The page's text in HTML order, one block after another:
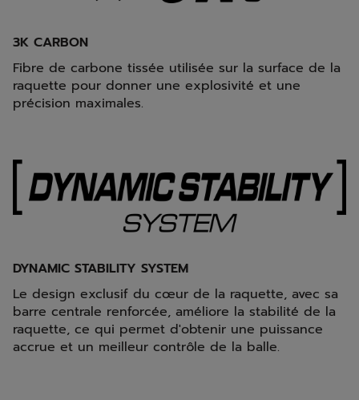
3K CARBON
Fibre de carbone tissée utilisée sur la surface de la
raquette pour donner une explosivité et une
précision maximales.
DYNAMIC STABILITY SYSTEM
Le design exclusif du cœur de la raquette, avec sa
barre centrale renforcée, améliore la stabilité de la
raquette, ce qui permet d'obtenir une puissance
accrue et un meilleur contrôle de la balle.